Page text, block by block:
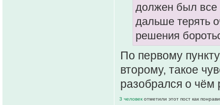
должен был все
дальше терять
решения
По первому
второму, такое
разобрался о чём
3 человек отметили этот пост как